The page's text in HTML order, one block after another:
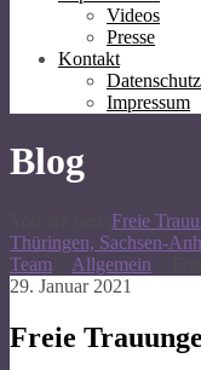
Videos
Presse
Kontakt
Datenschutz
Impressum
Blog
Freie
Thüringen, Sachsen-
Team
Allgemein
29. Januar 2021
Freie